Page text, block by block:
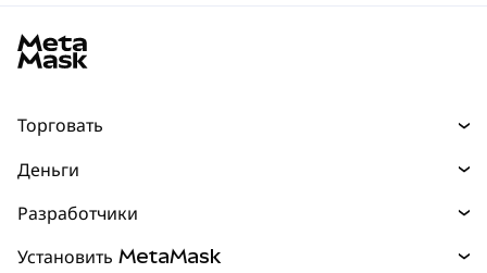
Торговать
Прогнозы
Перпы НОВИНКА
Деньги
Разработчики
Установить MetaMask